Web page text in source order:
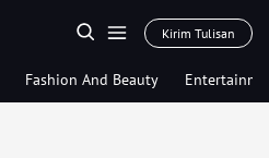
Kirim Tulisan
Fashion And Beauty